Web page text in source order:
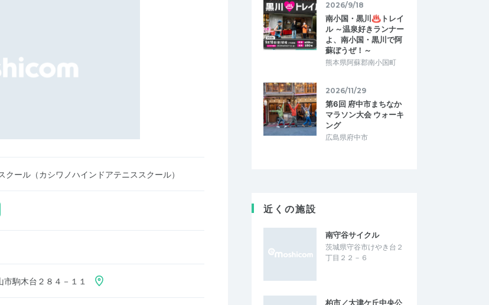
クール（カシワノハインドアテニススクール）
駒木台２８４－１１
2026/9/18
南小国・黒川♨トレイ
ル ～温泉好きランナー
よ、南小国・黒川で阿
蘇ぼうぜ！～
熊本県阿蘇郡南小国町
2026/11/29
第6回 府中市まちなか
マラソン大会 ウォーキ
ング
広島県府中市
近くの施設
南守谷サイクル
茨城県守谷市けやき台２
丁目２２－６
柏市／大津ケ丘中央公